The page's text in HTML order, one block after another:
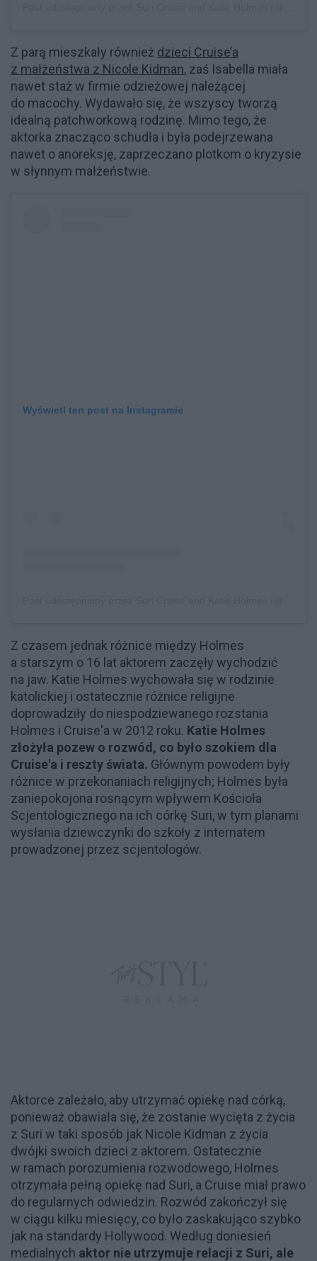
Z parą mieszkały również dzieci Cruise’a
z małżeństwa z Nicole Kidman, zaś Isabella miała
nawet staż w firmie odzieżowej należącej
do macochy. Wydawało się, że wszyscy tworzą
idealną patchworkową rodzinę. Mimo tego, że
aktorka znacząco schudła i była podejrzewana
nawet o anoreksję, zaprzeczano plotkom o kryzysie
w słynnym małżeństwie.
Wyświetl ten post na Instagramie
Z czasem jednak różnice między Holmes
a starszym o 16 lat aktorem zaczęły wychodzić
na jaw. Katie Holmes wychowała się w rodzinie
katolickiej i ostatecznie różnice religijne
doprowadziły do niespodziewanego rozstania
Holmes i Cruise'a w 2012 roku. Katie Holmes
złożyła pozew o rozwód, co było szokiem dla
Cruise'a i reszty świata. Głównym powodem były
różnice w przekonaniach religijnych; Holmes była
zaniepokojona rosnącym wpływem Kościoła
Scjentologicznego na ich córkę Suri, w tym planami
wysłania dziewczynki do szkoły z internatem
prowadzonej przez scjentologów.
Aktorce zależało, aby utrzymać opiekę nad córką,
ponieważ obawiała się, że zostanie wycięta z życia
z Suri w taki sposób jak Nicole Kidman z życia
dwójki swoich dzieci z aktorem. Ostatecznie
w ramach porozumienia rozwodowego, Holmes
otrzymała pełną opiekę nad Suri, a Cruise miał prawo
do regularnych odwiedzin. Rozwód zakończył się
w ciągu kilku miesięcy, co było zaskakująco szybko
jak na standardy Hollywood. Według doniesień
medialnych aktor nie utrzymuje relacji z Suri, ale